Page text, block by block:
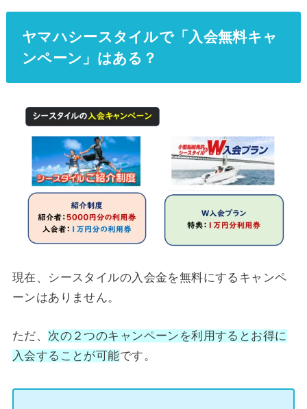
ヤマハシースタイルで「入会無料キャ
ンペーン」はある？
現在、シースタイルの入会金を無料にするキャンペ
ーンはありません。
ただ、 次の２つのキャンペーンを利用するとお得に
入会することが可能です。